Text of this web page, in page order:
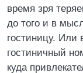
время зря
до того и в
гостиницу. Или
гостиничный
куда